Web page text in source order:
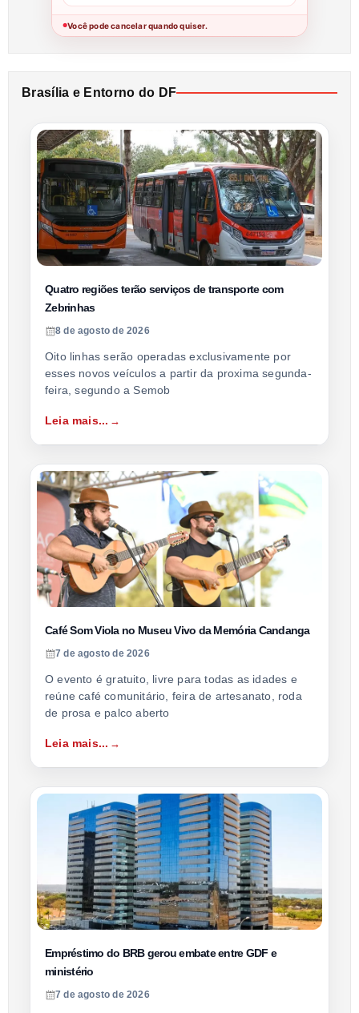
●Você pode cancelar quando quiser.
Brasília e Entorno do DF
Quatro regiões terão serviços de transporte com
Zebrinhas
8 de agosto de 2026
Oito linhas serão operadas exclusivamente por
esses novos veículos a partir da proxima segunda-
feira, segundo a Semob
Leia mais...
Café Som Viola no Museu Vivo da Memória Candanga
7 de agosto de 2026
O evento é gratuito, livre para todas as idades e
reúne café comunitário, feira de artesanato, roda
de prosa e palco aberto
Leia mais...
Empréstimo do BRB gerou embate entre GDF e
ministério
7 de agosto de 2026